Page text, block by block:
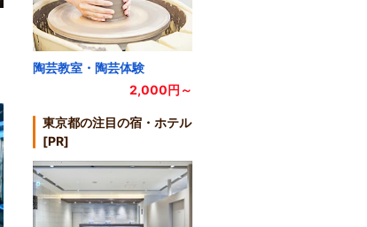
陶芸教室・陶芸体験
2,000円～
東京都の注目の宿・ホテル
[PR]